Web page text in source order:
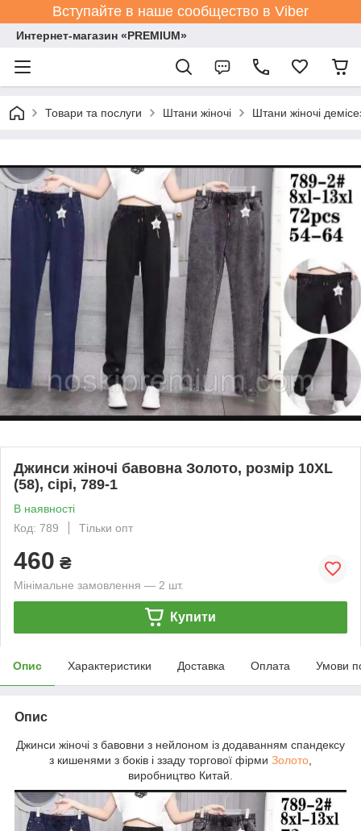
Вступайте в наше сообщество в Viber
Интернет-магазин «PREMIUM»
Товари та послуги Штани жіночі Штани жіночі
Джинси жіночі бавовна Золото, розмір 10XL
(58), сірі, 789-1
В наявності
Код: 789
Тільки опт
460 ₴
Мінімальне замовлення — 2 шт.
Купити
Опис Характеристики Доставка Оплата Умови
Опис
Джинси жіночі з бавовни з нейлоном із додаванням спандексу
з кишенями з боків і ззаду торгової фірми Золото
виробництво Китай.